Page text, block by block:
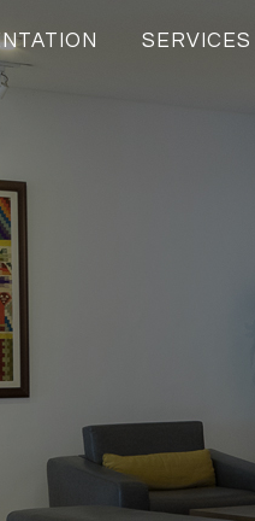
SERVICES